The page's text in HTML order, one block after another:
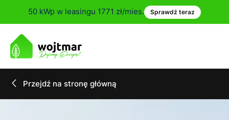
50 kWp w leasingu 1771 zł/mies. Sprawdź teraz
Przejdź na stronę główną